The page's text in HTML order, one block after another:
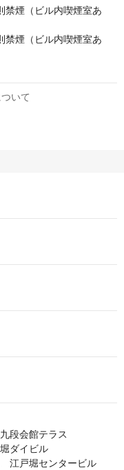
禁煙（ビル内喫煙室あ
禁煙（ビル内喫煙室あ
いて
段会館テラス
ダイビル
江戸堀センタービル